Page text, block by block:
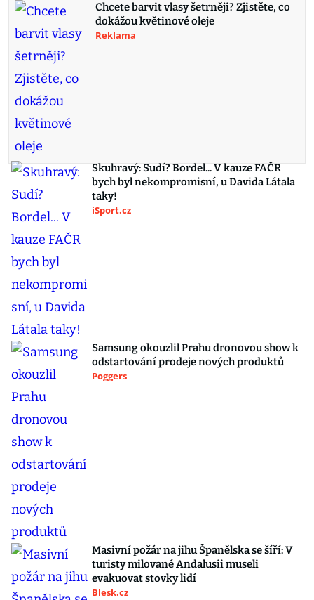
Chcete barvit vlasy šetrněji? Zjistěte, co
dokážou květinové oleje
Reklama
Skuhravý: Sudí? Bordel... V kauze FAČR
bych byl nekompromisní, u Davida Látala
taky!
iSport.cz
Samsung okouzlil Prahu dronovou show k
odstartování prodeje nových produktů
Poggers
Masivní požár na jihu Španělska se šíří: V
turisty milované Andalusii museli
evakuovat stovky lidí
Blesk.cz